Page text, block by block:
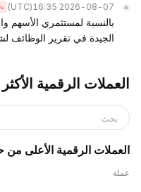
2026-08-07 16:35
(UTC)
بالنسبة لمستثمري الأسهم
الجيدة في تقرير الوظائف
العملات الرقمية
بحث
العملات الرقمية الأعلى من
عملة